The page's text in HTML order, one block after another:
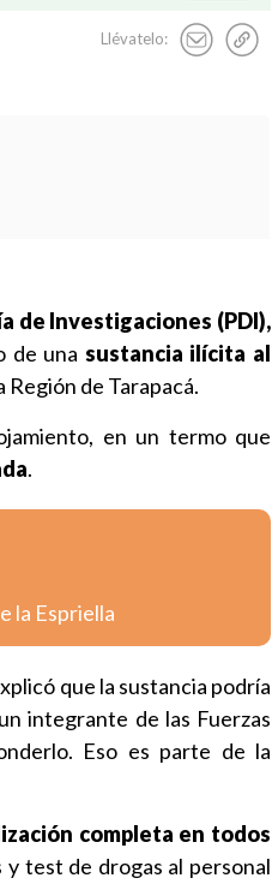
Llévatelo:
de Investigaciones (PDI),
de una sustancia ilícita al
Región de Tarapacá.
en un termo que
.
la Espriella
que la sustancia podría
integrante de las Fuerzas
Eso es parte de la
completa en todos
test de drogas al personal